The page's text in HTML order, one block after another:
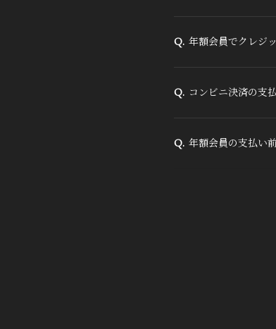
Q. 年額会員でクレジ
Q. コンビニ決済の支
Q. 年額会員の支払い